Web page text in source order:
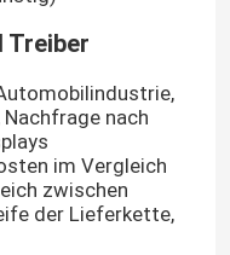
Treiber
nach
im Vergleich
zwischen
der Lieferkette,